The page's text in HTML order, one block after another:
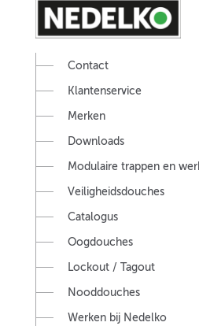
Contact
Klantenservice
Merken
Downloads
Modulaire trappen en
Veiligheidsdouches
Catalogus
Oogdouches
Lockout / Tagout
Nooddouches
Werken bij Nedelko